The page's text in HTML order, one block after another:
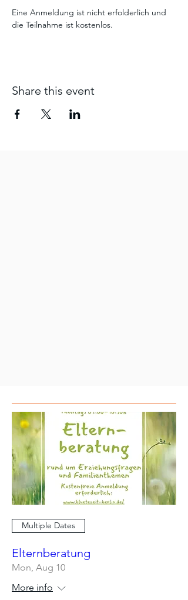
Eine Anmeldung ist nicht erfolderlich und
die Teilnahme ist kostenlos.
Share this event
Multiple Dates
Elternberatung
Mon, Aug 10
More info